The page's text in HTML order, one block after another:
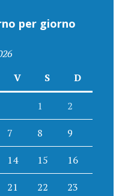
per giorno
V S D
1 2
7 8 9
14 15 16
21 22 23